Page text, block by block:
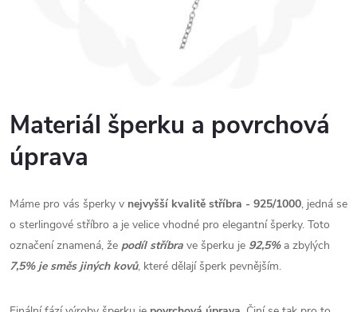
Materiál šperku a povrchová
úprava
Máme pro vás šperky v nejvyšší kvalitě stříbra - 925/1000, jedná se
o sterlingové stříbro a je velice vhodné pro elegantní šperky. Toto
označení znamená, že podíl stříbra ve šperku je 92,5%a zbylých
7,5% je směs jiných kovů, které dělají šperk pevnějším.